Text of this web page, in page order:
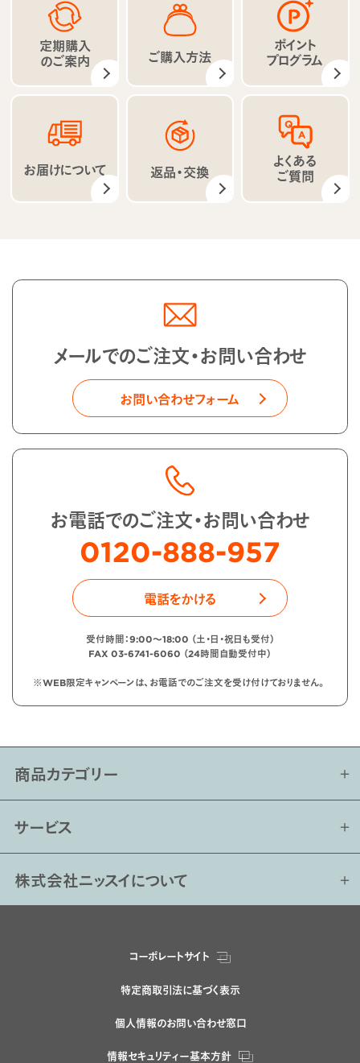
定期購入
のご案内 ご購入方法
ポイント
プログラム
お届けについて 返品・交換
よくある
ご質問
メールでのご注文・お問い合わせ
お問い合わせフォーム
お電話でのご注文・お問い合わせ
0120-888-957
電話をかける
受付時間：9:00〜18:00 （土・日・祝日も受付）
FAX 03-6741-6060 （24時間自動受付中）
※WEB限定キャンペーンは、お電話でのご注文を受け付けておりません。
商品カテゴリー
サービス
株式会社ニッスイについて
コーポレートサイト
特定商取引法に基づく表示
個人情報のお問い合わせ窓口
情報セキュリティー基本方針